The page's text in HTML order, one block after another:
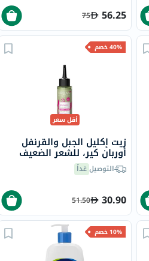
56.25
75
40% خصم
أقل سعر
زيت إكليل الجبل والقرنفل
أوربان كير، للشعر الضعيف
100 ملالتوصيلغداً
30.90
51.50
10% خصم